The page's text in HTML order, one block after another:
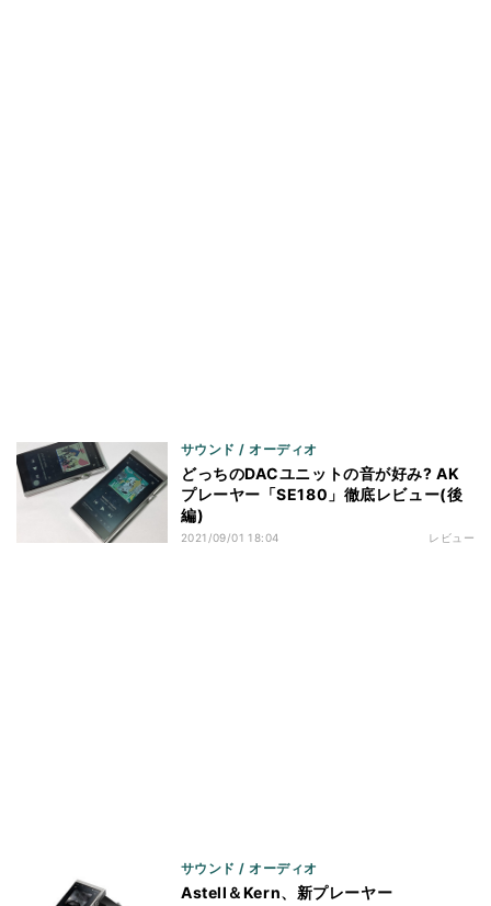
サウンド / オーディオ
どっちのDACユニットの音が好み? AK
プレーヤー「SE180」徹底レビュー(後
編)
2021/09/01 18:04 レビュー
サウンド / オーディオ
Astell＆Kern、新プレーヤー